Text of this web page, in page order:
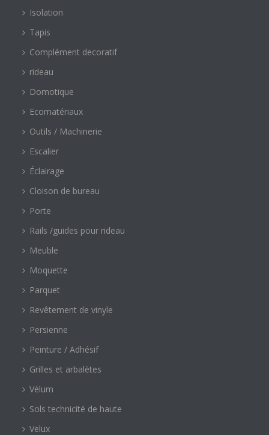
Isolation
Tapis
Complément decoratif
rideau
Domotique
Ecomatériaux
Outils / Machinerie
Escalier
Éclairage
Cloison de bureau
Porte
Rails /guides pour rideau
Meuble
Moquette
Parquet
Revêtement de vinyle
Persienne
Peinture / Adhésif
Grilles et arbalètes
Vélum
Sols technicité de haute
Velux